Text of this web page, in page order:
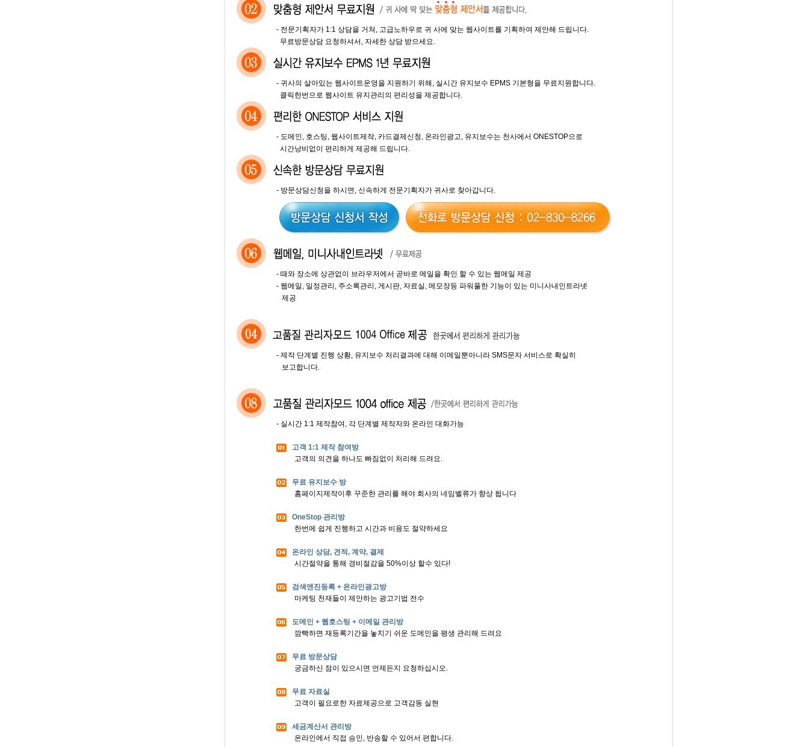
- 전문기획자가 1:1 상담을 거쳐, 고급노하우로 귀 사에 맞는 웹사이트를 기획하여 제안해 드립니다.
무료방문상담 요청하셔서, 자세한 상담 받으세요.
- 귀사의 살아있는 웹사이트운영을 지원하기 위해, 실시간 유지보수 EPMS 기본형을 무료지원합니다.
클릭한번으로 웹사이트 유지관리의 편리성을 제공합니다.
- 도메인, 호스팅, 웹사이트제작, 카드결제신청, 온라인광고, 유지보수는 천사에서 ONESTOP으로
시간낭비없이 편리하게 제공해 드립니다.
- 방문상담신청을 하시면, 신속하게 전문기획자가 귀사로 찾아갑니다.
- 때와 장소에 상관없이 브라우저에서 곧바로 메일을 확인 할 수 있는 웹메일 제공
- 웹메일, 일정관리, 주소록관리, 게시판, 자료실, 메모장등 파워풀한 기능이 있는 미니사내인트라넷
제공
- 제작 단계별 진행 상황, 유지보수 처리결과에 대해 이메일뿐아니라 SMS문자 서비스로 확실히
보고합니다.
- 실시간 1:1 제작참여, 각 단계별 제작자와 온라인 대화가능
고객 1:1 제작 참여방
고객의 의견을 하나도 빠짐없이 처리해 드려요.
무료 유지보수 방
홈페이지제작이후 꾸준한 관리를 해야 회사의 네임벨류가 향상 됩니다
OneStop 관리방
한번에 쉽게 진행하고 시간과 비용도 절약하세요
온라인 상담, 견적, 계약, 결제
시간절약을 통해 경비절감을 50%이상 할수 있다!
검색엔진등록 + 온라인광고방
마케팅 천재들이 제안하는 광고기법 전수
도메인 + 웹호스팅 + 이메일 관리방
깜빡하면 재등록기간을 놓치기 쉬운 도메인을 평생 관리해 드려요
무료 방문상담
궁금하신 점이 있으시면 언제든지 요청하십시오.
무료 자료실
고객이 필요로한 자료제공으로 고객감동 실현
세금계산서 관리방
온라인에서 직접 승인, 반송할 수 있어서 편합니다.